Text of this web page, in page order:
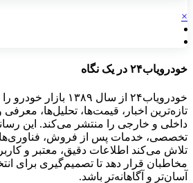
×
خودرویاب۲۴ در یک نگاه
خودرویاب۲۴ از سال
تازه‌ترین اخبار، قیمت‌ها، تحلیل‌ها،
داخلی و خارجی را منتشر می‌کند. این
تخصصی، خدمات پس از فروش، فناوری‌های
تلاش می‌کند اطلاعات دقیق، معتبر و
مخاطبان قرار دهد تا تصمیم‌گیری برای
آسان‌تر و آگاهانه‌تر باشد.